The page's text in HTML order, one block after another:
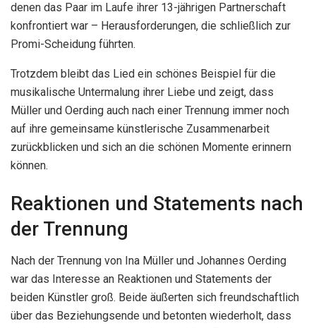
denen das Paar im Laufe ihrer 13-jährigen Partnerschaft
konfrontiert war – Herausforderungen, die schließlich zur
Promi-Scheidung führten.
Trotzdem bleibt das Lied ein schönes Beispiel für die
musikalische Untermalung ihrer Liebe und zeigt, dass
Müller und Oerding auch nach einer Trennung immer noch
auf ihre gemeinsame künstlerische Zusammenarbeit
zurückblicken und sich an die schönen Momente erinnern
können.
Reaktionen und Statements nach
der Trennung
Nach der Trennung von Ina Müller und Johannes Oerding
war das Interesse an Reaktionen und Statements der
beiden Künstler groß. Beide äußerten sich freundschaftlich
über das Beziehungsende und betonten wiederholt, dass